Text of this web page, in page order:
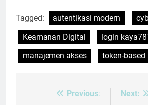
Tagged: autentikasi modern
Keamanan Digital
login
manajemen akses
token-
Previous:
Next: